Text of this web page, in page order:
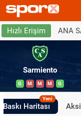
Hızlı Erişim ANA
Sarmiento
G M M M G
Baskı Haritası
Yeni